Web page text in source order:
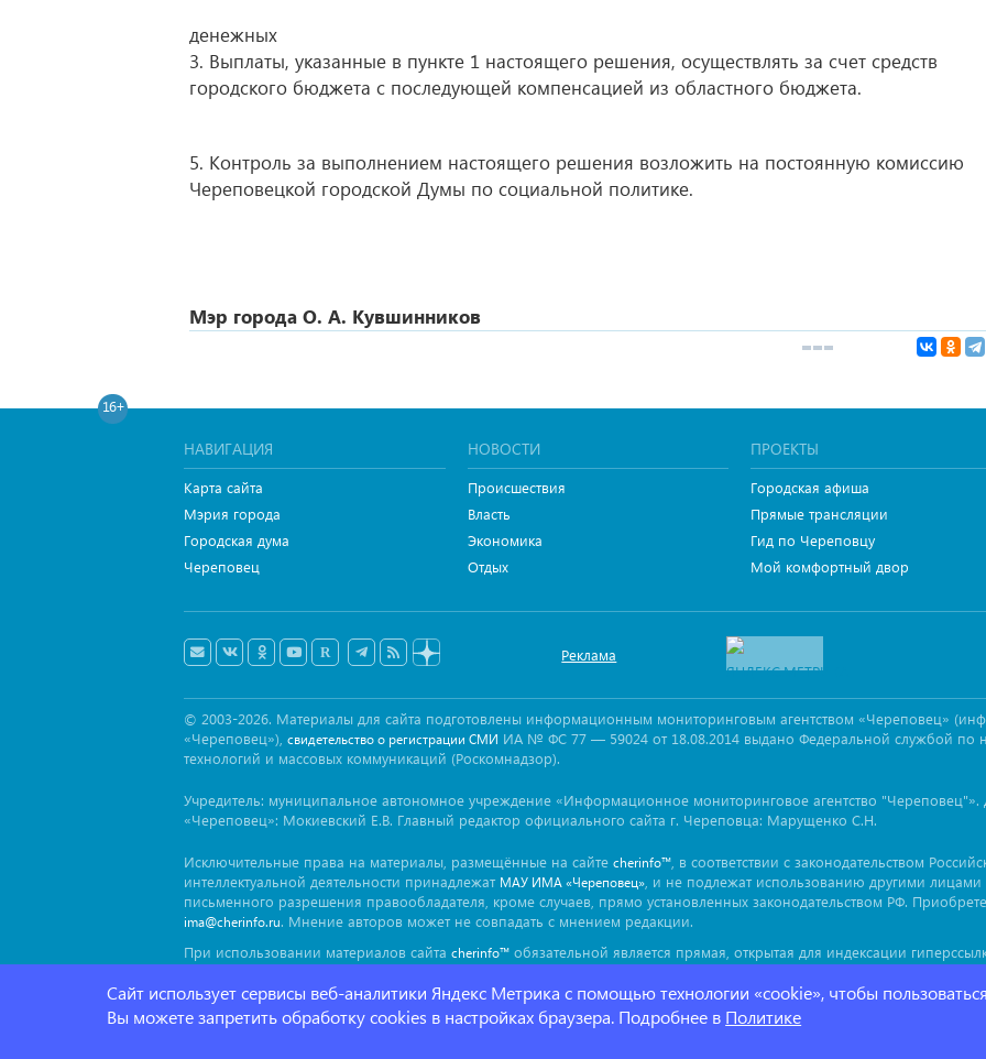
денежных
3. Выплаты, указанные в пункте 1 настоящего решения, осуществлять за счет средств
городского бюджета с последующей компенсацией из областного бюджета.
5. Контроль за выполнением настоящего решения возложить на постоянную комиссию
Череповецкой городской Думы по социальной политике.
Мэр города О. А. Кувшинников
16+
НАВИГАЦИЯ
Карта сайта
Мэрия города
Городская дума
Череповец
НОВОСТИ
Происшествия
Власть
Экономика
Отдых
ПРОЕКТЫ
Городская афиша
Прямые трансляции
Гид по Череповцу
Мой комфортный двор
Реклама
© 2003-2026. Материалы для сайта подготовлены информационным мониторинговым агентством «Череповец»
«Череповец»), свидетельство о регистрации СМИ ИА № ФС 77 — 59024 от 18.08.2014 выдано Федеральной службой по
технологий и массовых коммуникаций (Роскомнадзор).
Учредитель: муниципальное автономное учреждение «Информационное мониторинговое агентство
«Череповец»: Мокиевский Е.В. Главный редактор официального сайта г. Череповца: Марущенко С.Н.
Исключительные права на материалы, размещённые на сайте cherinfo™ , в соответствии с законодательством
интеллектуальной деятельности принадлежат МАУ ИМА «Череповец» , и не подлежат использованию другими
письменного разрешения правообладателя, кроме случаев, прямо установленных законодательством РФ.
ima@cherinfo.ru. Мнение авторов может не совпадать с мнением редакции.
При использовании материалов сайта cherinfo™ обязательной является прямая, открытая для индексации
блока.
Политика конфеденциальности
Сайт использует сервисы веб-аналитики Яндекс Метрика с помощью технологии «cookie», чтобы
Вы можете запретить обработку cookies в настройках браузера. Подробнее в Политике